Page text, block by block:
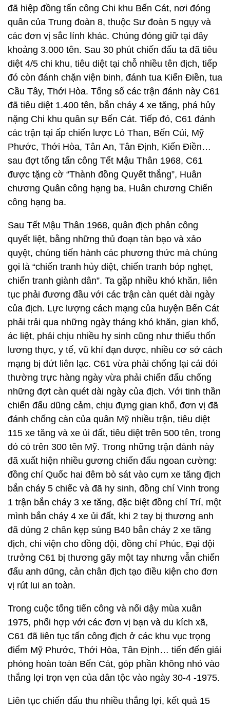
đã hiệp đồng tấn công Chi khu Bến Cát, nơi đóng
quân của Trung đoàn 8, thuộc Sư đoàn 5 ngụy và
các đơn vị sắc lính khác. Chúng đóng giữ tại đây
khoảng 3.000 tên. Sau 30 phút chiến đấu ta đã tiêu
diệt 4/5 chi khu, tiêu diệt tại chỗ nhiều tên địch, tiếp
đó còn đánh chặn viện binh, đánh tua Kiến Điền, tua
Cầu Tây, Thới Hòa. Tổng số các trận đánh này C61
đã tiêu diệt 1.400 tên, bắn cháy 4 xe tăng, phá hủy
nặng Chi khu quân sự Bến Cát. Tiếp đó, C61 đánh
các trận tại ấp chiến lược Lò Than, Bến Củi, Mỹ
Phước, Thới Hòa, Tân An, Tân Định, Kiến Điền…
sau đợt tổng tấn công Tết Mậu Thân 1968, C61
được tặng cờ “Thành đồng Quyết thắng”, Huân
chương Quân công hạng ba, Huân chương Chiến
công hạng ba.
Sau Tết Mậu Thân 1968, quân địch phản công
quyết liệt, bằng những thủ đoạn tàn bạo và xảo
quyệt, chúng tiến hành các phương thức mà chúng
gọi là “chiến tranh hủy diệt, chiến tranh bóp nghẹt,
chiến tranh giành dân”. Ta gặp nhiều khó khăn, liên
tục phải đương đầu với các trận càn quét dài ngày
của địch. Lực lượng cách mạng của huyện Bến Cát
phải trải qua những ngày tháng khó khăn, gian khổ,
ác liệt, phải chịu nhiều hy sinh cũng như thiếu thốn
lương thực, y tế, vũ khí đạn dược, nhiều cơ sở cách
mạng bị đứt liên lạc. C61 vừa phải chống lại cái đói
thường trực hàng ngày vừa phải chiến đấu chống
những đợt càn quét dài ngày của địch. Với tinh thần
chiến đấu dũng cảm, chịu đựng gian khổ, đơn vị đã
đánh chống càn của quân Mỹ nhiều trận, tiêu diệt
115 xe tăng và xe ủi đất, tiêu diệt trên 500 tên, trong
đó có trên 300 tên Mỹ. Trong những trận đánh này
đã xuất hiện nhiều gương chiến đấu ngoan cường:
đồng chí Quốc hai đêm bò sát vào cụm xe tăng địch
bắn cháy 5 chiếc và đã hy sinh, đồng chí Vinh trong
1 trận bắn cháy 3 xe tăng, đặc biệt đồng chí Trí, một
mình bắn cháy 4 xe ủi đất, khi 2 tay bị thương anh
đã dùng 2 chân kẹp súng B40 bắn cháy 2 xe tăng
địch, chi viện cho đồng đội, đồng chí Phúc, Đại đội
trưởng C61 bị thương gãy một tay nhưng vẫn chiến
đấu anh dũng, cản chân địch tạo điều kiện cho đơn
vị rút lui an toàn.
Trong cuộc tổng tiến công và nổi dậy mùa xuân
1975, phối hợp với các đơn vị bạn và du kích xã,
C61 đã liên tục tấn công địch ở các khu vục trọng
điểm Mỹ Phước, Thới Hòa, Tân Định… tiến đến giải
phóng hoàn toàn Bến Cát, góp phần không nhỏ vào
thắng lợi trọn vẹn của dân tộc vào ngày 30-4 -1975.
Liên tục chiến đấu thu nhiều thắng lợi, kết quả 15